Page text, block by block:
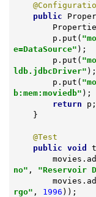
public
        p.put(
e=DataSource" );
        p.put(
ldb.jdbcDriver" );
        p.put(
b:mem:moviedb" );
return p;
@Test
public void
no" , "Reservoir
rgo" , 1996 ));